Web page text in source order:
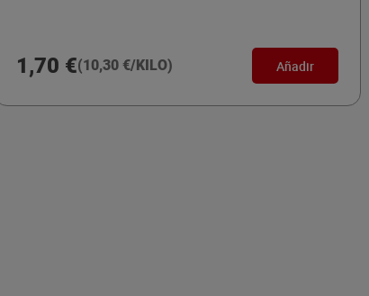
1,70 €(10,30 €/KILO) Añadir